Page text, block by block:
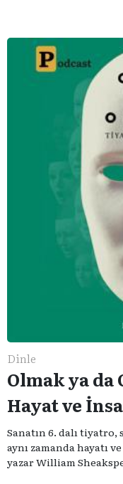
Dinle
Olmak ya da
Hayat ve
Sanatın 6. dalı
aynı zamanda hayatı
yazar William